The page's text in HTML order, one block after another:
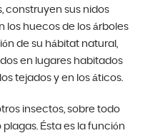
construyen sus nidos
los huecos de los árboles
de su hábitat natural,
en lugares habitados
tejados y en los áticos.
insectos, sobre todo
Ésta es la función